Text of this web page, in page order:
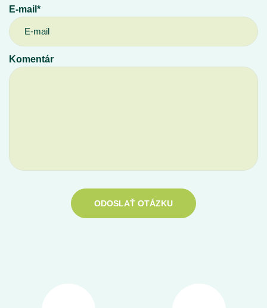
E-mail*
Komentár
ODOSLAŤ OTÁZKU